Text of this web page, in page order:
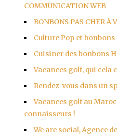
COMMUNICATION WEB
BONBONS PAS CHER À
Culture Pop et bonbons
Cuisiner des bonbons
Vacances golf, qui cela
Rendez-vous dans un
Vacances golf au
connaisseurs !
We are social, Agence